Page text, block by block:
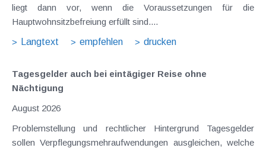
liegt dann vor, wenn die Voraussetzungen für die
Hauptwohnsitzbefreiung erfüllt sind....
Langtext
empfehlen drucken
Tagesgelder auch bei eintägiger Reise ohne
Nächtigung
August 2026
Problemstellung und rechtlicher Hintergrund Tagesgelder
sollen Verpflegungsmehraufwendungen ausgleichen, welche